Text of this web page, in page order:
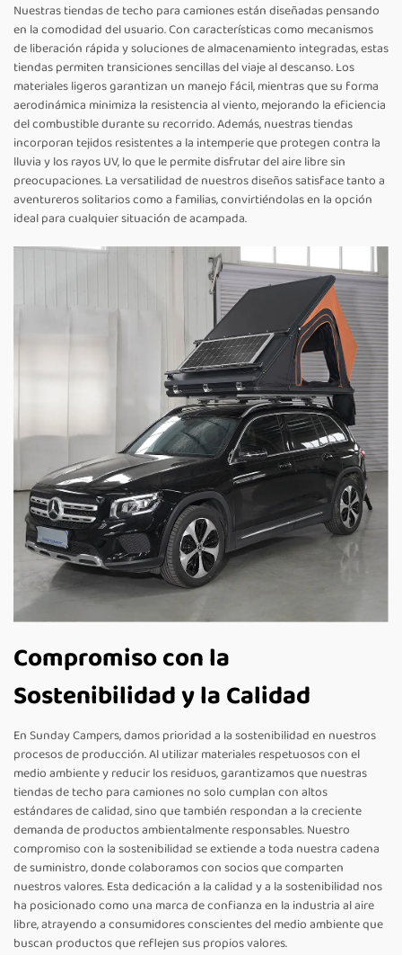
Nuestras tiendas de techo para camiones están diseñadas pensando
en la comodidad del usuario. Con características como mecanismos
de liberación rápida y soluciones de almacenamiento integradas, estas
tiendas permiten transiciones sencillas del viaje al descanso. Los
materiales ligeros garantizan un manejo fácil, mientras que su forma
aerodinámica minimiza la resistencia al viento, mejorando la eficiencia
del combustible durante su recorrido. Además, nuestras tiendas
incorporan tejidos resistentes a la intemperie que protegen contra la
lluvia y los rayos UV, lo que le permite disfrutar del aire libre sin
preocupaciones. La versatilidad de nuestros diseños satisface tanto a
aventureros solitarios como a familias, convirtiéndolas en la opción
ideal para cualquier situación de acampada.
Compromiso con la
Sostenibilidad y la Calidad
En Sunday Campers, damos prioridad a la sostenibilidad en nuestros
procesos de producción. Al utilizar materiales respetuosos con el
medio ambiente y reducir los residuos, garantizamos que nuestras
tiendas de techo para camiones no solo cumplan con altos
estándares de calidad, sino que también respondan a la creciente
demanda de productos ambientalmente responsables. Nuestro
compromiso con la sostenibilidad se extiende a toda nuestra cadena
de suministro, donde colaboramos con socios que comparten
nuestros valores. Esta dedicación a la calidad y a la sostenibilidad nos
ha posicionado como una marca de confianza en la industria al aire
libre, atrayendo a consumidores conscientes del medio ambiente que
buscan productos que reflejen sus propios valores.